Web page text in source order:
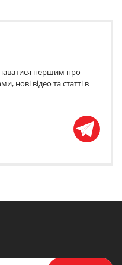
першим про
нові відео та статті в